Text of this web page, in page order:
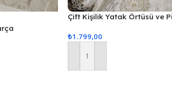
Çift Kişilik Yatak Örtüsü ve
₺1.799,00
Sepete Ekle